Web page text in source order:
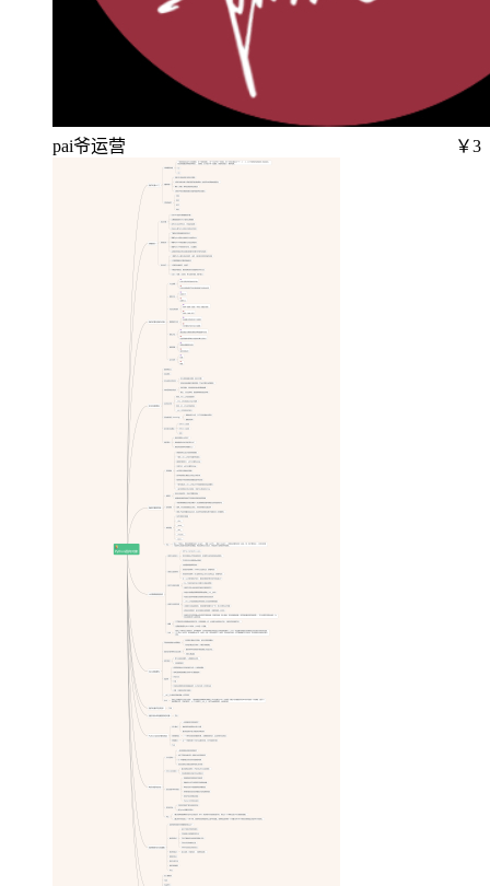
pai爷运营 ￥3